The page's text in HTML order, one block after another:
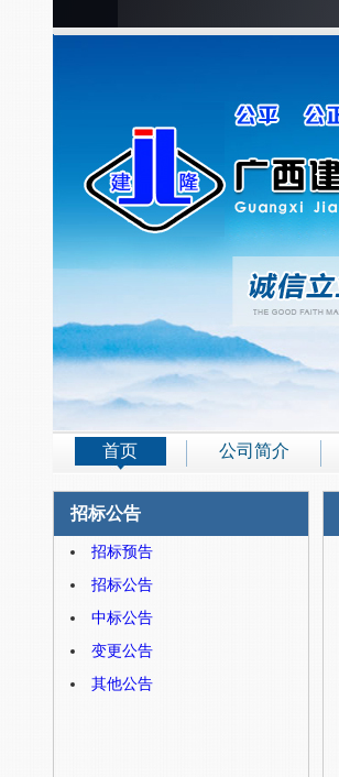
首页 公司简介
招标公告
招标预告
招标公告
中标公告
变更公告
其他公告